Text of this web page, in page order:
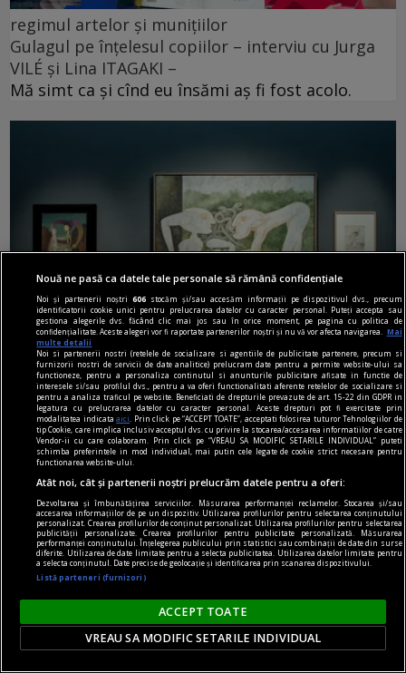
regimul artelor și munițiilor
Gulagul pe înțelesul copiilor – interviu cu Jurga
VILÉ și Lina ITAGAKI –
Mă simt ca și cînd eu însămi aș fi fost acolo.
regimul artelor și munițiilor
Culoarea Artei
„Important e ce se vede.” Da, toți știm asta. Dar
dacă v-aș spune că la fel de important e ce nu se
vede?
Nouă ne pasă ca datele tale personale să rămână confidențiale
Noi și partenerii noștri606 stocăm și/sau accesăm informații pe dispozitivul dvs., precum
identificatorii cookie unici pentru prelucrarea datelor cu caracter personal. Puteți accepta sau
gestiona alegerile dvs. făcând clic mai jos sau în orice moment, pe pagina cu politica de
confidențialitate. Aceste alegeri vor fi raportate partenerilor noștri și nu vă vor afecta navigarea.
Mai
multe detalii
Noi si partenerii nostri (retelele de socializare si agentiile de publicitate partenere, precum si
furnizorii nostri de servicii de date analitice) prelucram date pentru a permite website-ului sa
functioneze, pentru a personaliza continutul si anunturile publicitare afisate in functie de
interesele si/sau profilul dvs., pentru a va oferi functionalitati aferente retelelor de socializare si
pentru a analiza traficul pe website. Beneficiati de drepturile prevazute de art. 15-22 din GDPR in
legatura cu prelucrarea datelor cu caracter personal. Aceste drepturi pot fi exercitate prin
modalitatea indicataaici
. Prin click pe “ACCEPT TOATE”, acceptati folosirea tuturor Tehnologiilor de
tip Cookie, care implica inclusiv acceptul dvs. cu privire la stocarea/accesarea informatiilor de catre
Vendor-ii cu care colaboram. Prin click pe “VREAU SA MODIFIC SETARILE INDIVIDUAL” puteti
schimba preferintele in mod individual, mai putin cele legate de cookie strict necesare pentru
functionarea website-ului.
Atât noi, cât și partenerii noștri prelucrăm datele pentru a oferi:
Dezvoltarea și îmbunătățirea serviciilor. Măsurarea performanței reclamelor. Stocarea și/sau
accesarea informațiilor de pe un dispozitiv. Utilizarea profilurilor pentru selectarea conținutului
personalizat. Crearea profilurilor de conținut personalizat. Utilizarea profilurilor pentru selectarea
publicității personalizate. Crearea profilurilor pentru publicitate personalizată. Măsurarea
performanței conținutului. Înțelegerea publicului prin statistici sau combinații de date din surse
diferite. Utilizarea de date limitate pentru a selecta publicitatea. Utilizarea datelor limitate pentru
a selecta conținutul. Date precise de geolocație și identificarea prin scanarea dispozitivului.
Listă parteneri (furnizori)
ACCEPT TOATE
VREAU SA MODIFIC SETARILE INDIVIDUAL